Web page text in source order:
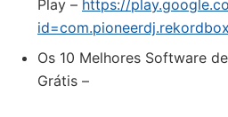
Play – https://
Os 10 Melhores Software
Grátis –